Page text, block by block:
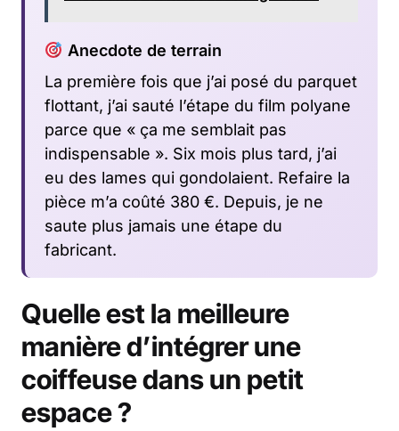
Anecdote de terrain
La première fois que j’ai posé du parquet
flottant, j’ai sauté l’étape du film polyane
parce que « ça me semblait pas
indispensable ». Six mois plus tard, j’ai
eu des lames qui gondolaient. Refaire la
pièce m’a coûté 380 €. Depuis, je ne
saute plus jamais une étape du
fabricant.
Quelle est la meilleure
manière d’intégrer une
coiffeuse dans un petit
espace ?